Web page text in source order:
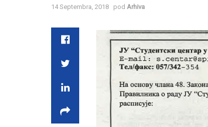
14 Septembra, 2018 pod Arhiva